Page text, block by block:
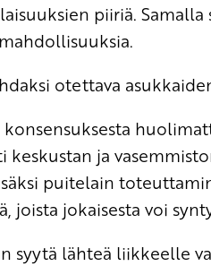
piiriä.
otettava
konsensuksesta
keskustan ja
puitelain
joista jokaisesta voi
syytä lähteä liikkeelle